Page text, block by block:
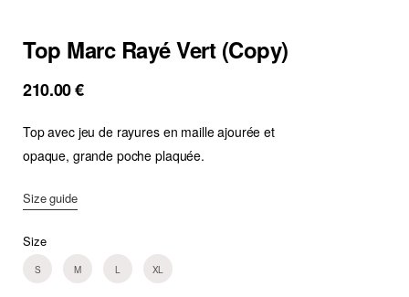
Top Marc Rayé Vert (Copy)
210.00€
Top avec jeu de rayures en maille ajourée et
opaque, grande poche plaquée.
Size guide
Size
S M L XL